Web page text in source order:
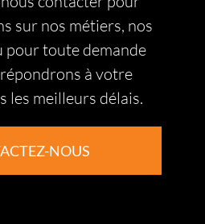
sur nos métiers, nos
pour toute demande
à votre
les meilleurs délais.
NOUS